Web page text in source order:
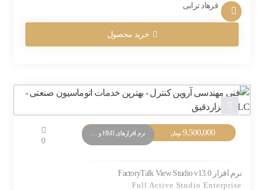
فرهاد ترابی
خرید محصول
9,500,000 تومان
0
نرم افزار FactoryTalk View Studio v13.0
Full Active Studio Enterprise